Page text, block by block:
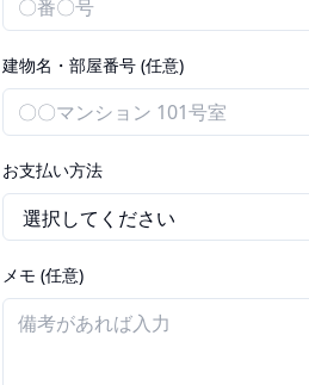
建物名・部屋番号 (任意)
お支払い方法
メモ (任意)